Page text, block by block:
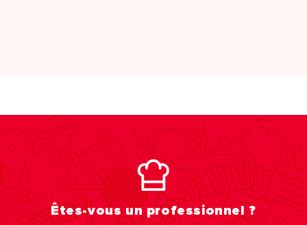
Êtes-vous un professionnel ?